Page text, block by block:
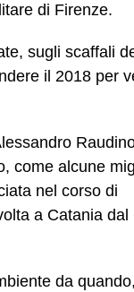
di Firenze.
sugli scaffali
il 2018 per
come alcune
nel corso di
a Catania dal
da